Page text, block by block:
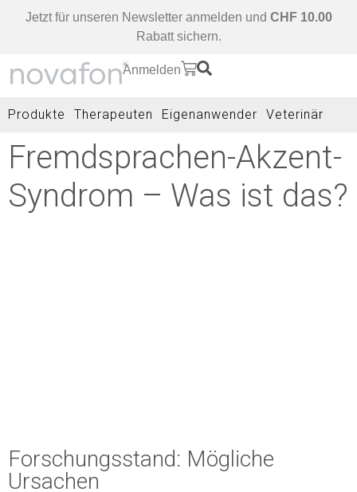
Jetzt für unseren Newsletter anmelden und CHF 10.00
Rabatt sichern.
Anmelden
Produkte Therapeuten Eigenanwender Veterinär
Fremdsprachen-Akzent-
Syndrom – Was ist das?
Forschungsstand: Mögliche
Ursachen